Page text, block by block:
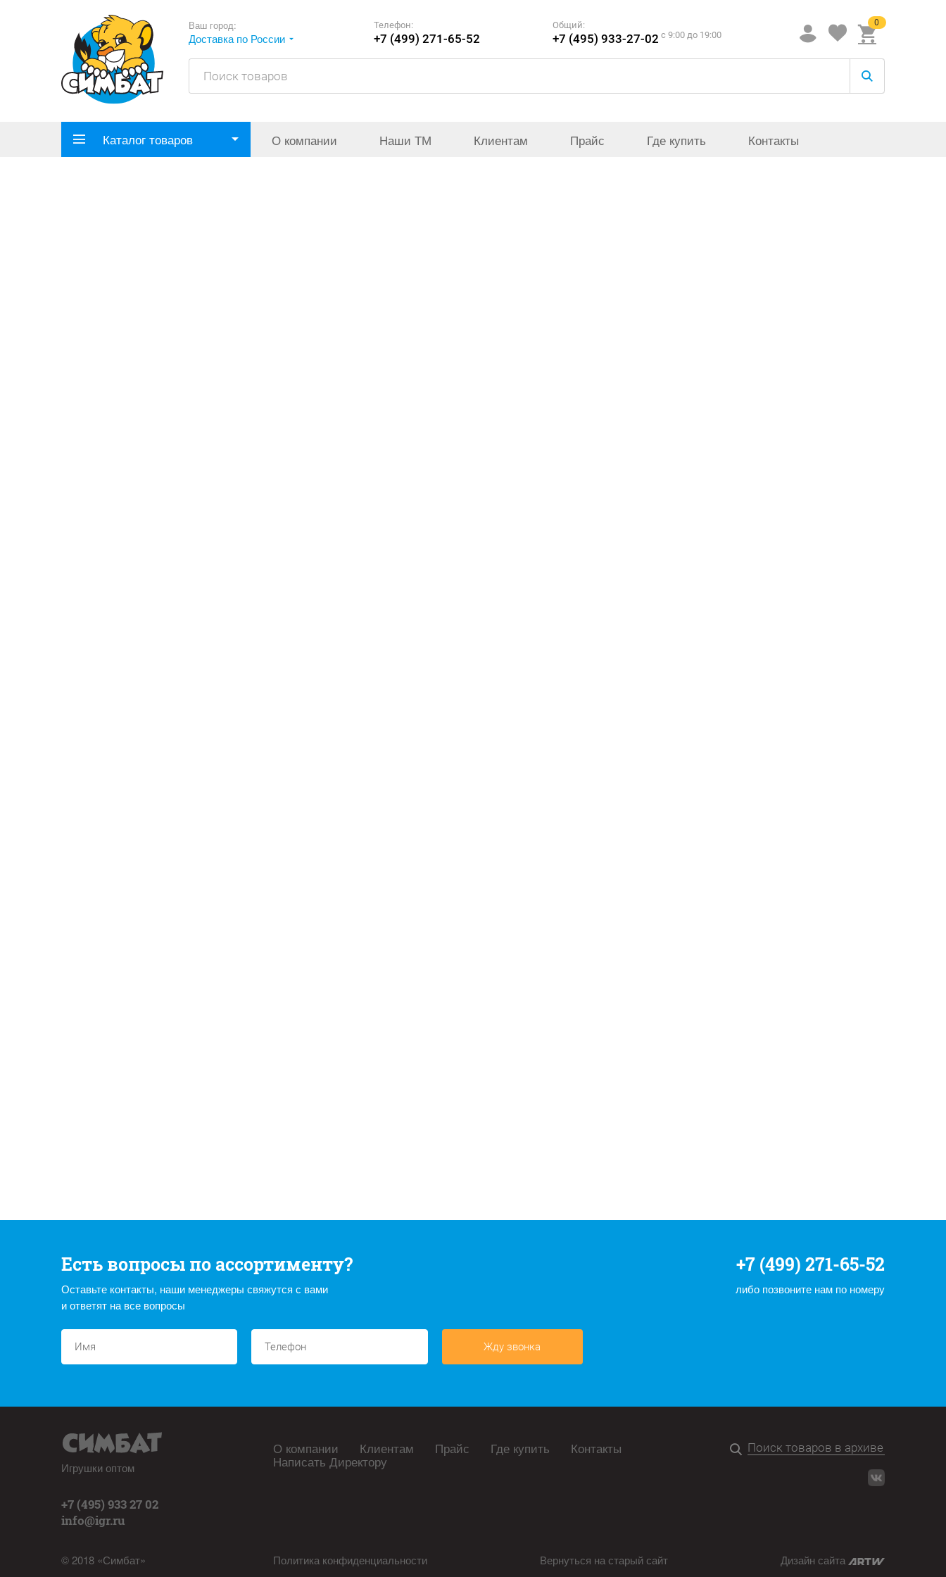
Ваш город:
Доставка по России
Телефон:
+7 (499) 271-65-52
Общий:
+7 (495) 933-27-02 c 9:00 до 19:00
0
Каталог товаров О компании Наши ТМ Клиентам Прайс Где купить Контакты
Есть вопросы по ассортименту?
Оставьте контакты, наши менеджеры свяжутся с вами
и ответят на все вопросы
+7 (499) 271-65-52
либо позвоните нам по номеру
Жду звонка
Игрушки оптом
+7 (495) 933 27 02
info@igr.ru
© 2018 «Симбат»
О компании Клиентам Прайс Где купить Контакты
Написать Директору
Политика конфиденциальности Вернуться на старый сайт Дизайн сайта